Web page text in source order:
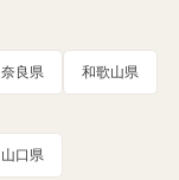
奈良県 和歌山県
山口県